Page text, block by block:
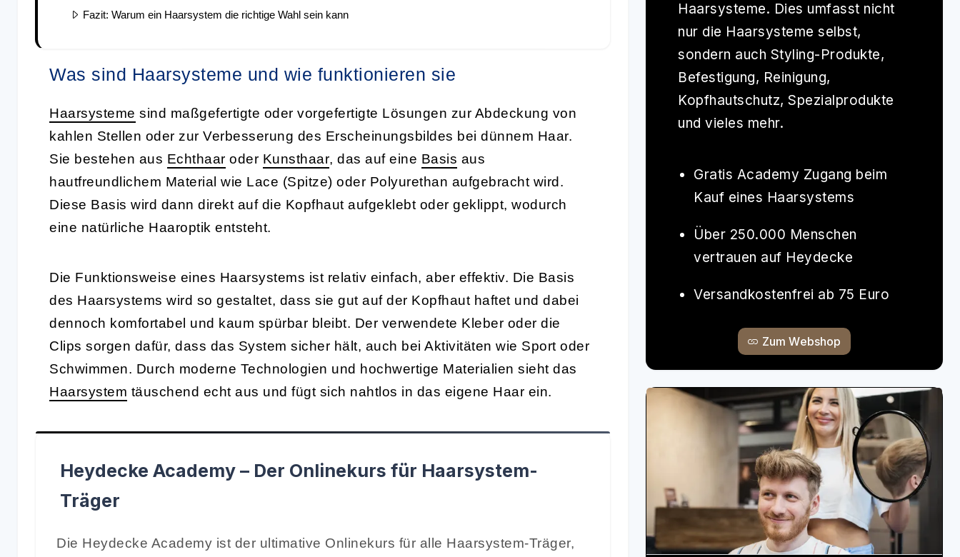
Fazit: Warum ein Haarsystem die richtige Wahl sein kann
Was sind Haarsysteme und wie funktionieren sie
Haarsysteme sind maßgefertigte oder vorgefertigte Lösungen zur Abdeckung von
kahlen Stellen oder zur Verbesserung des Erscheinungsbildes bei dünnem Haar.
Sie bestehen aus Echthaar oder Kunsthaar, das auf eine Basis aus
hautfreundlichem Material wie Lace (Spitze) oder Polyurethan aufgebracht wird.
Diese Basis wird dann direkt auf die Kopfhaut aufgeklebt oder geklippt, wodurch
eine natürliche Haaroptik entsteht.
Die Funktionsweise eines Haarsystems ist relativ einfach, aber effektiv. Die Basis
des Haarsystems wird so gestaltet, dass sie gut auf der Kopfhaut haftet und dabei
dennoch komfortabel und kaum spürbar bleibt. Der verwendete Kleber oder die
Clips sorgen dafür, dass das System sicher hält, auch bei Aktivitäten wie Sport oder
Schwimmen. Durch moderne Technologien und hochwertige Materialien sieht das
Haarsystem täuschend echt aus und fügt sich nahtlos in das eigene Haar ein.
Heydecke Academy – Der Onlinekurs für Haarsystem-
Träger
Die Heydecke Academy ist der ultimative Onlinekurs für alle Haarsystem-Träger,
Haarsysteme. Dies umfasst nicht
nur die Haarsysteme selbst,
sondern auch Styling-Produkte,
Befestigung, Reinigung,
Kopfhautschutz, Spezialprodukte
und vieles mehr.
Gratis Academy Zugang beim
Kauf eines Haarsystems
Über 250.000 Menschen
vertrauen auf Heydecke
Versandkostenfrei ab 75 Euro
Zum Webshop